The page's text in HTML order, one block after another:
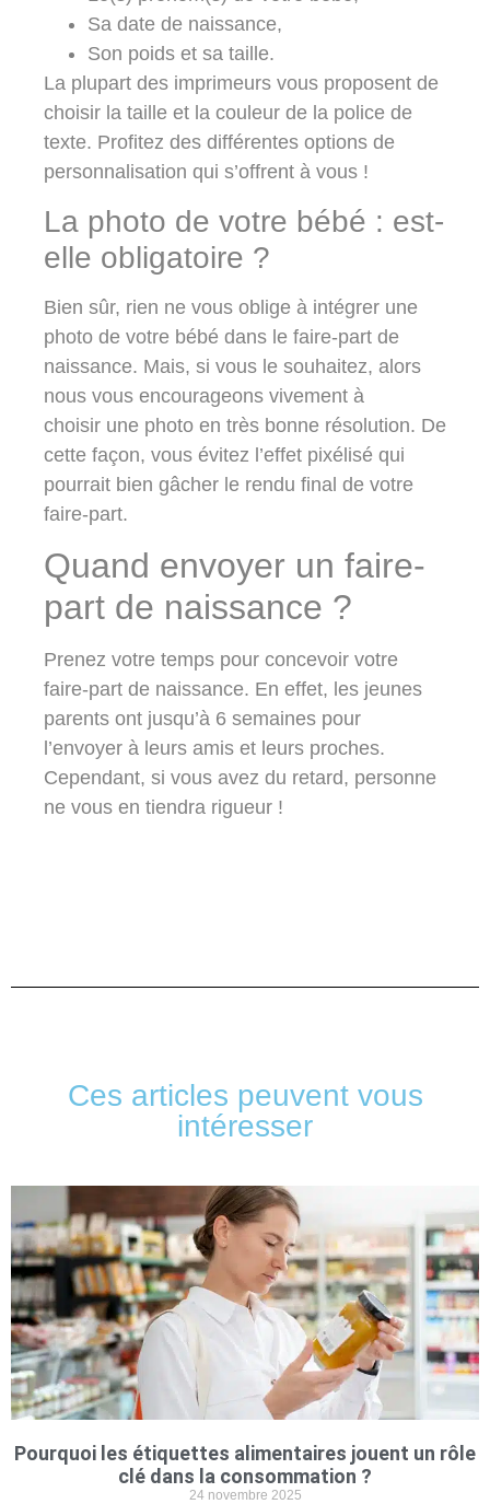
Sa date de naissance,
Son poids et sa taille.
La plupart des imprimeurs vous proposent de
choisir la taille et la couleur de la police de
texte. Profitez des différentes options de
personnalisation qui s’offrent à vous !
La photo de votre bébé : est-
elle obligatoire ?
Bien sûr, rien ne vous oblige à intégrer une
photo de votre bébé dans le faire-part de
naissance. Mais, si vous le souhaitez, alors
nous vous encourageons vivement à
choisir une photo en très bonne résolution. De
cette façon, vous évitez l’effet pixélisé qui
pourrait bien gâcher le rendu final de votre
faire-part.
Quand envoyer un faire-
part de naissance ?
Prenez votre temps pour concevoir votre
faire-part de naissance. En effet, les jeunes
parents ont jusqu’à 6 semaines pour
l’envoyer à leurs amis et leurs proches.
Cependant, si vous avez du retard, personne
ne vous en tiendra rigueur !
Ces articles peuvent vous
intéresser
Pourquoi les étiquettes alimentaires jouent un rôle
clé dans la consommation ?
24 novembre 2025